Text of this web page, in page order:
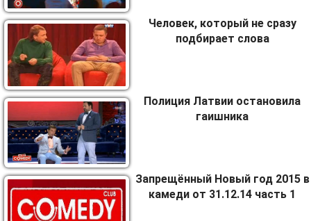
Человек, который не сразу
подбирает слова
Полиция Латвии остановила
гаишника
Запрещённый Новый год 2015 в
камеди от 31.12.14 часть 1